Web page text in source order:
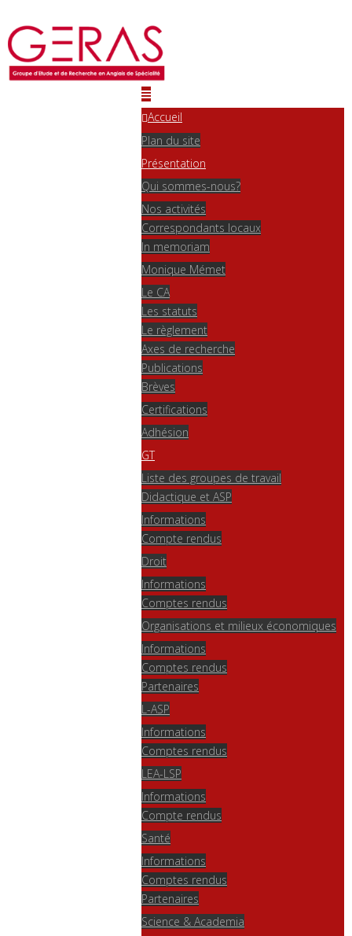
Accueil
Plan du site
Présentation
Qui sommes-nous?
Nos activités
Correspondants locaux
In memoriam
Monique Mémet
Le CA
Les statuts
Le règlement
Axes de recherche
Publications
Brèves
Certifications
Adhésion
GT
Liste des groupes de travail
Didactique et ASP
Informations
Compte rendus
Droit
Informations
Comptes rendus
Organisations et milieux économiques
Informations
Comptes rendus
Partenaires
L-ASP
Informations
Comptes rendus
LEA-LSP
Informations
Compte rendus
Santé
Informations
Comptes rendus
Partenaires
Science & Academia